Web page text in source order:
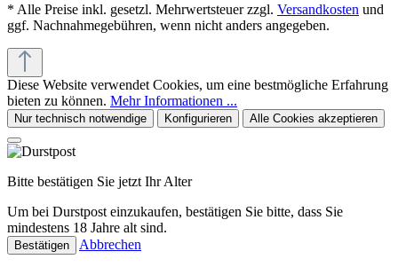
* Alle Preise inkl. gesetzl. Mehrwertsteuer zzgl. Versandkosten und
ggf. Nachnahmegebühren, wenn nicht anders angegeben.
Diese Website verwendet Cookies, um eine bestmögliche Erfahrung
bieten zu können. Mehr Informationen ...
Nur technisch notwendige Konfigurieren Alle Cookies akzeptieren
Bitte bestätigen Sie jetzt Ihr Alter
Um bei Durstpost einzukaufen, bestätigen Sie bitte, dass Sie
mindestens 18 Jahre alt sind.
Bestätigen Abbrechen